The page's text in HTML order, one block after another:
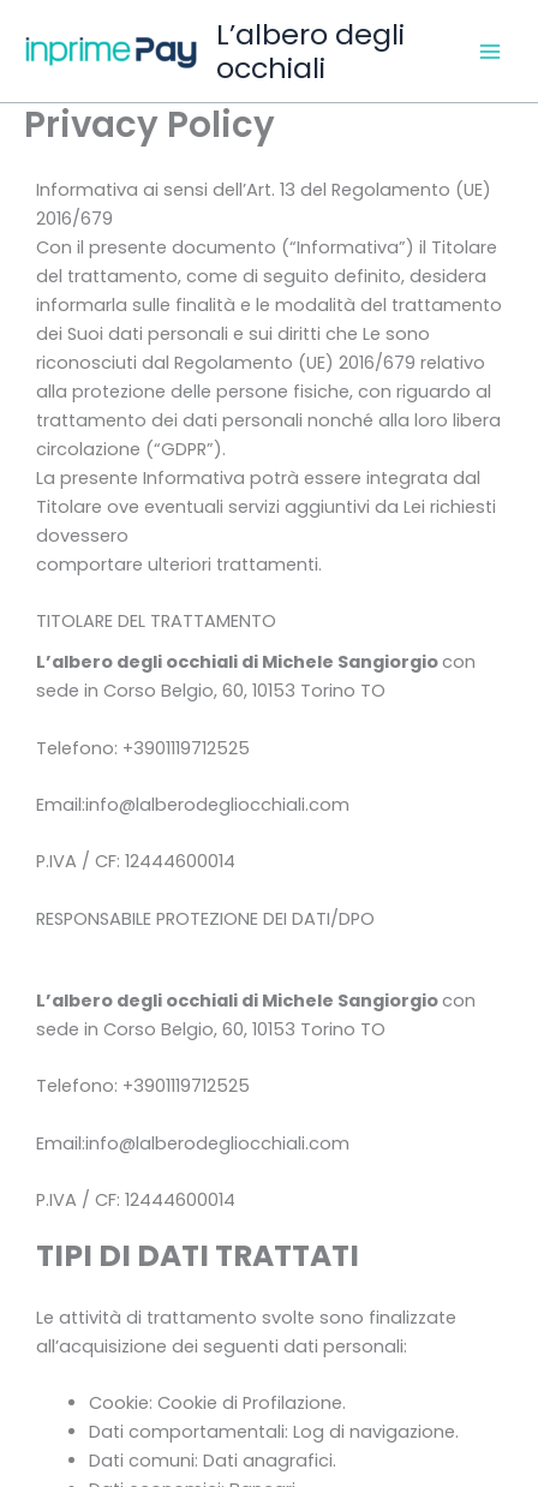
contenuto
L’albero degli
occhiali
Privacy Policy
Informativa ai sensi dell’Art. 13 del Regolamento (UE)
2016/679
Con il presente documento (“Informativa”) il Titolare
del trattamento, come di seguito definito, desidera
informarla sulle finalità e le modalità del trattamento
dei Suoi dati personali e sui diritti che Le sono
riconosciuti dal Regolamento (UE) 2016/679 relativo
alla protezione delle persone fisiche, con riguardo al
trattamento dei dati personali nonché alla loro libera
circolazione (“GDPR”).
La presente Informativa potrà essere integrata dal
Titolare ove eventuali servizi aggiuntivi da Lei richiesti
dovessero
comportare ulteriori trattamenti.
TITOLARE DEL TRATTAMENTO
L’albero degli occhiali di Michele Sangiorgiocon
sede in Corso Belgio, 60, 10153 Torino TO
Telefono: +3901119712525
Email:info@lalberodegliocchiali.com
P.IVA / CF: 12444600014
RESPONSABILE PROTEZIONE DEI DATI/DPO
L’albero degli occhiali di Michele Sangiorgiocon
sede in Corso Belgio, 60, 10153 Torino TO
Telefono: +3901119712525
Email:info@lalberodegliocchiali.com
P.IVA / CF: 12444600014
TIPI DI DATI TRATTATI
Le attività di trattamento svolte sono finalizzate
all’acquisizione dei seguenti dati personali:
Cookie: Cookie di Profilazione.
Dati comportamentali: Log di navigazione.
Dati comuni: Dati anagrafici.